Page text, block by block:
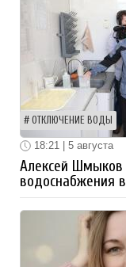
ОТКЛЮЧЕНИЕ ВОДЫ
18:21 | 5 августа
Алексей
водоснабжения